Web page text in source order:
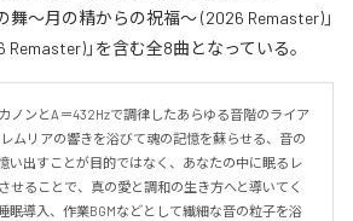
舞〜月の精からの祝福〜 (2026 Remaster)」
Remaster)」を含む全8曲となっている。
ノンとA＝432Hzで調律したあらゆる音階のライア
ムリアの響きを浴びて魂の記憶を蘇らせる、音の
い出すことが目的ではなく、あなたの中に眠るレ
せることで、真の愛と調和の生き方へと導いてく
眠導入、作業BGMなどとして繊細な音の粒子を浴